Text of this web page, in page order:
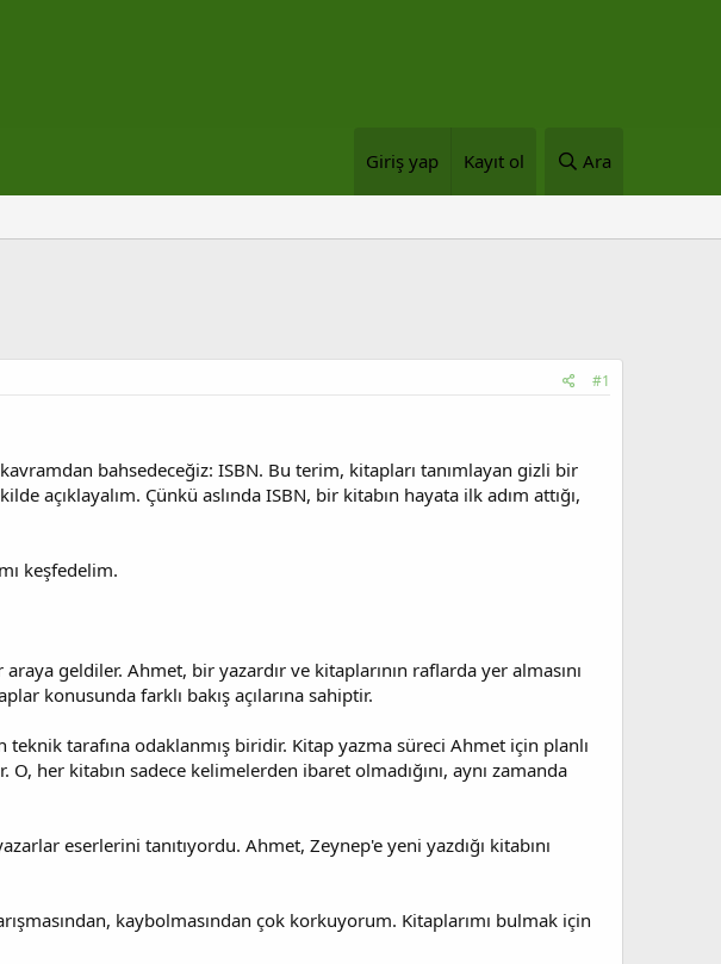
Giriş yap Kayıt ol Ara
#1
bahsedeceğiz: ISBN. Bu terim, kitapları tanımlayan gizli bir
açıklayalım. Çünkü aslında ISBN, bir kitabın hayata ilk adım attığı,
keşfedelim.
geldiler. Ahmet, bir yazardır ve kitaplarının raflarda yer almasını
konusunda farklı bakış açılarına sahiptir.
tarafına odaklanmış biridir. Kitap yazma süreci Ahmet için planlı
her kitabın sadece kelimelerden ibaret olmadığını, aynı zamanda
eserlerini tanıtıyordu. Ahmet, Zeynep'e yeni yazdığı kitabını
kaybolmasından çok korkuyorum. Kitaplarımı bulmak için